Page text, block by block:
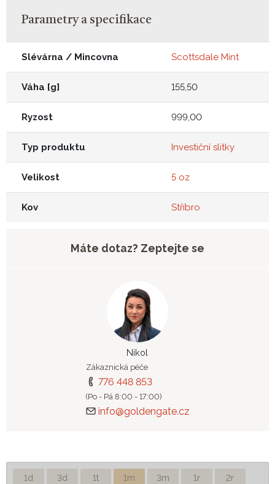
Parametry a specifikace
Slévárna / Mincovna Scottsdale Mint
Váha [g] 155,50
Ryzost 999,00
Typ produktu Investiční slitky
Velikost 5 oz
Kov Stříbro
Máte dotaz? Zeptejte se
Nikol
Zákaznická péče
776 448 853
(Po - Pá 8:00 - 17:00)
info@goldengate.cz
1d 3d 1t 1m 3m 1r 2r